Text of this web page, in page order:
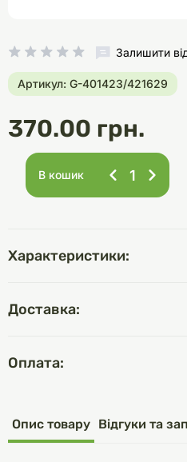
Залишити
Артикул: G-401423/421629
370.00 грн.
В кошик
Характеристики:
Доставка:
Оплата:
Опис товару Відгуки та